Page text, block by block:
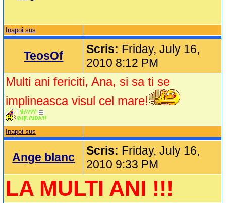
Inapoi sus
TeosOf Scris: Friday, July 16,
2010 8:12 PM
Multi ani fericiti, Ana, si sa ti se
implineasca visul cel mare!
Inapoi sus
Ange blanc Scris: Friday, July 16,
2010 9:33 PM
LA MULTI ANI !!!